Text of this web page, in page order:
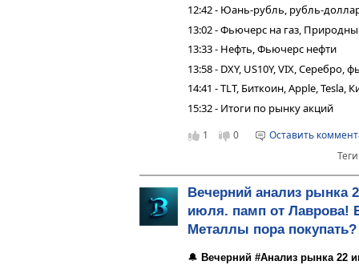
12:42 - Юань-рубль, рубль-
13:02 - Фьючерс на газ,
13:33 - Нефть, Фьючерс нефти
13:58 - DXY, US10Y, VIX,
14:41 - TLT, Биткоин, Apple, Tesla,
15:32 - Итоги по рынку акций
1 0
Оставить
Вечерний анализ рынка
июля. памп от Лаврова!
Металлы пора покупать?
🔔 Вечерний #Анализ рынка 22